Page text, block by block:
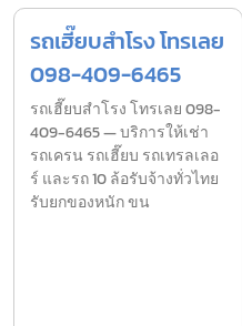
รถเฮี๊ยบสำโรง โทรเลย
098-409-6465
รถเฮี๊ยบสำโรง โทรเลย 098-
409-6465 — บริการให้เช่า
รถเครน รถเฮี๊ยบ รถเทรลเลอ
ร์ และรถ 10 ล้อรับจ้างทั่วไทย
รับยกของหนัก ขน